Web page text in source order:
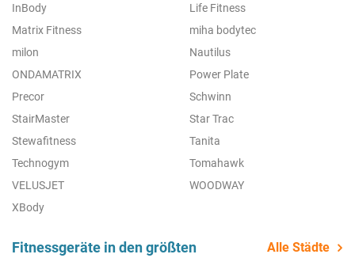
InBody
Life Fitness
Matrix Fitness
miha bodytec
milon
Nautilus
ONDAMATRIX
Power Plate
Precor
Schwinn
StairMaster
Star Trac
Stewafitness
Tanita
Technogym
Tomahawk
VELUSJET
WOODWAY
XBody
Fitnessgeräte in den größten
Alle Städte